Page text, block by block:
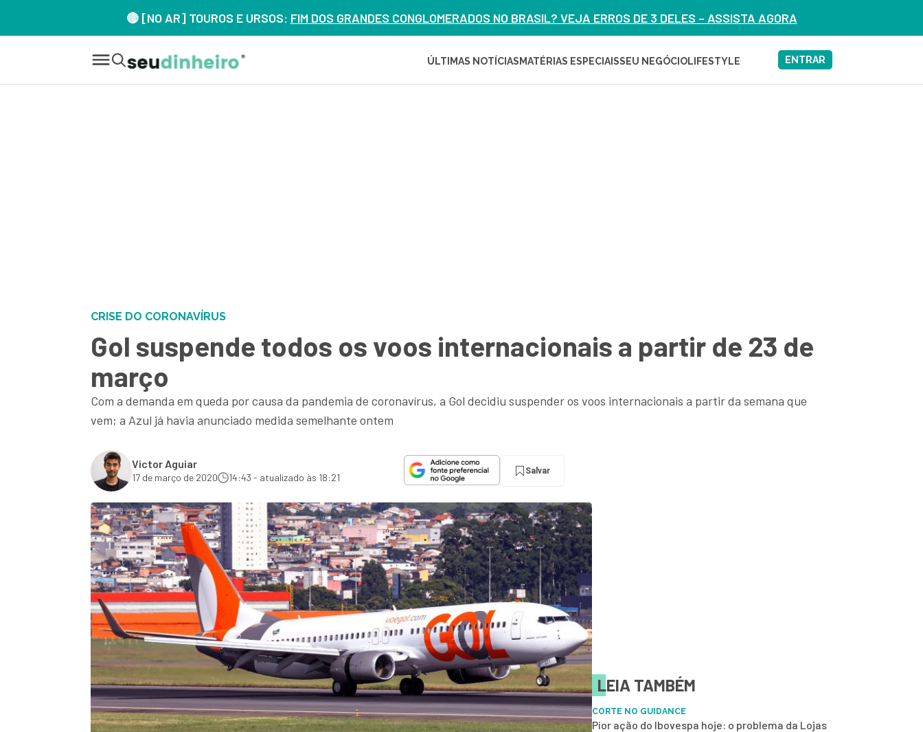
🔴 [NO AR] TOUROS E URSOS: FIM DOS GRANDES CONGLOMERADOS NO BRASIL? VEJA ERROS DE 3 DELES – ASSISTA AGORA
ÚLTIMAS NOTÍCIAS MATÉRIAS ESPECIAISSEU NEGÓCIOLIFESTYLE ENTRAR
CRISE DO CORONAVÍRUS
Gol suspende todos os voos internacionais a partir de 23 de
março
Com a demanda em queda por causa da pandemia de coronavírus, a Gol decidiu suspender os voos internacionais a partir da semana que
vem; a Azul já havia anunciado medida semelhante ontem
Victor Aguiar
17 de março de 2020 14:43 - atualizado às 18:21
Salvar
LEIA TAMBÉM
CORTE NO GUIDANCE
Pior ação do Ibovespa hoje: o problema da Lojas